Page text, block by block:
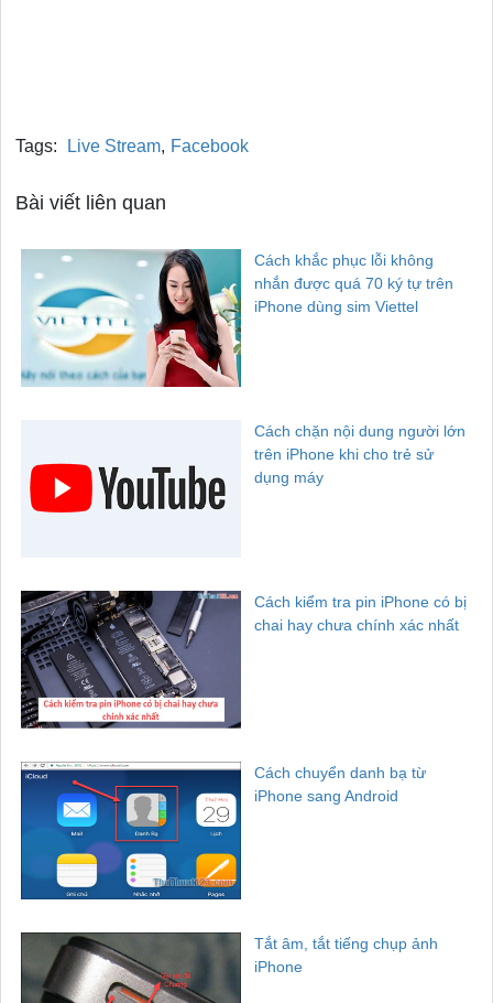
Tags: Live Stream, Facebook
Bài viết liên quan
Cách khắc phục lỗi không
nhắn được quá 70 ký tự trên
iPhone dùng sim Viettel
Cách chặn nội dung người lớn
trên iPhone khi cho trẻ sử
dụng máy
Cách kiểm tra pin iPhone có bị
chai hay chưa chính xác nhất
Cách chuyển danh bạ từ
iPhone sang Android
Tắt âm, tắt tiếng chụp ảnh
iPhone